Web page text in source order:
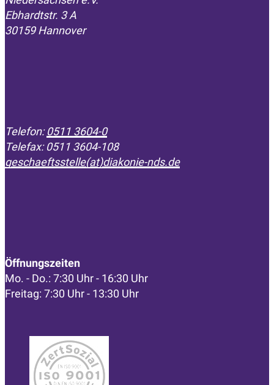
Ebhardtstr. 3 A
30159 Hannover
Telefon:0511 3604-0
Telefax: 0511 3604-108
geschaeftsstelle(at)diakonie-nds.de
Öffnungszeiten
Mo. - Do.: 7:30 Uhr - 16:30 Uhr
Freitag: 7:30 Uhr - 13:30 Uhr